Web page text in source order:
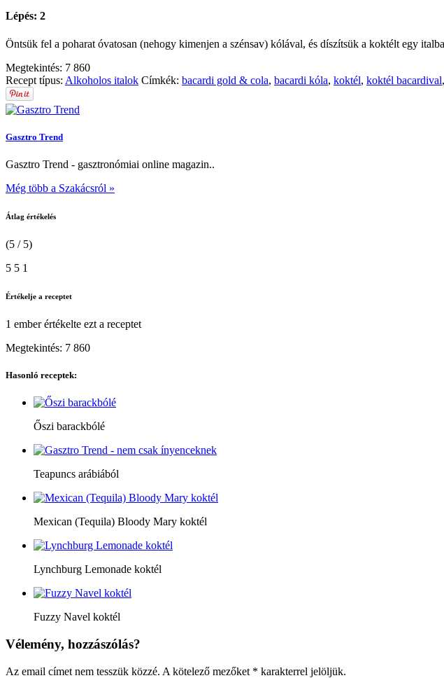
Lépés: 2
Öntsük fel a poharat óvatosan (nehogy kimenjen a szénsav) kólával, és díszítsük a koktélt egy
Megtekintés: 7 860
Recept típus: Alkoholos italok Címkék: bacardi gold & cola, bacardi kóla, koktél, koktél bacardival,
Gasztro Trend
Gasztro Trend - gasztronómiai online magazin..
Még több a Szakácsról »
Átlag értékelés
(5 / 5)
5 5 1
Értékelje a receptet
1 emberértékelte ezt a receptet
Megtekintés: 7 860
Hasonló receptek:
Őszi barackbólé
Teapuncs arábiából
Mexican (Tequila) Bloody Mary koktél
Lynchburg Lemonade koktél
Fuzzy Navel koktél
Vélemény, hozzászólás?
Az email címet nem tesszük közzé. A kötelező mezőket * karakterrel jelöljük.